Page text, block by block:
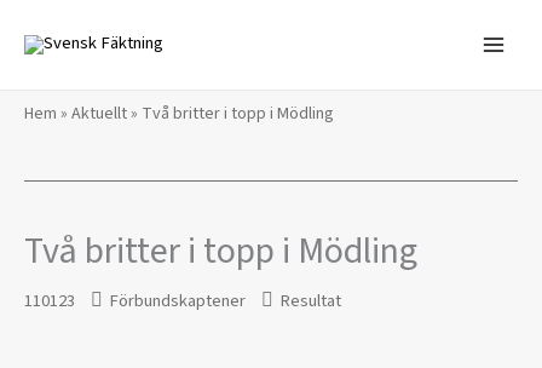
innehåll
Hem » Aktuellt» Två britter i topp i Mödling
Två britter i topp i Mödling
110123 Förbundskaptener Resultat